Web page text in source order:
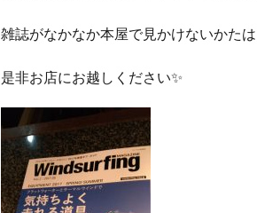
雑誌がなかなか本屋で見かけないかたは
是非お店にお越しください✨